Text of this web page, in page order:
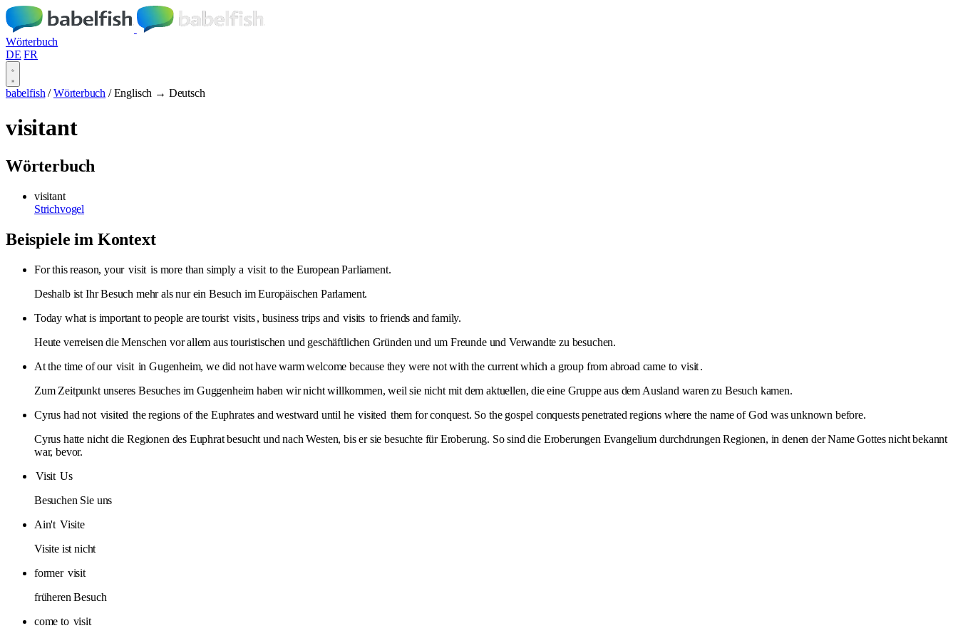
Wörterbuch
DE FR
babelfish / Wörterbuch / Englisch → Deutsch
visitant
Wörterbuch
visitant
Strichvogel
Beispiele im Kontext
For this reason, your visit is more than simply a visit to the European Parliament.
Deshalb ist Ihr Besuch mehr als nur ein Besuch im Europäischen Parlament.
Today what is important to people are tourist visits, business trips and visits to friends and family.
Heute verreisen die Menschen vor allem aus touristischen und geschäftlichen Gründen und um Freunde und Verwandte zu besuchen.
At the time of our visit in Gugenheim, we did not have warm welcome because they were not with the current which a group from abroad came to visit.
Zum Zeitpunkt unseres Besuches im Guggenheim haben wir nicht willkommen, weil sie nicht mit dem aktuellen, die eine Gruppe aus dem Ausland waren zu Besuch kamen.
Cyrus had not visited the regions of the Euphrates and westward until he visited them for conquest. So the gospel conquests penetrated regions where the name of God was unknown before.
Cyrus hatte nicht die Regionen des Euphrat besucht und nach Westen, bis er sie besuchte für Eroberung. So sind die Eroberungen Evangelium durchdrungen Regionen, in denen der Name Gottes nicht bekannt
war, bevor.
Visit Us
Besuchen Sie uns
Ain't Visite
Visite ist nicht
former visit
früheren Besuch
come to visit